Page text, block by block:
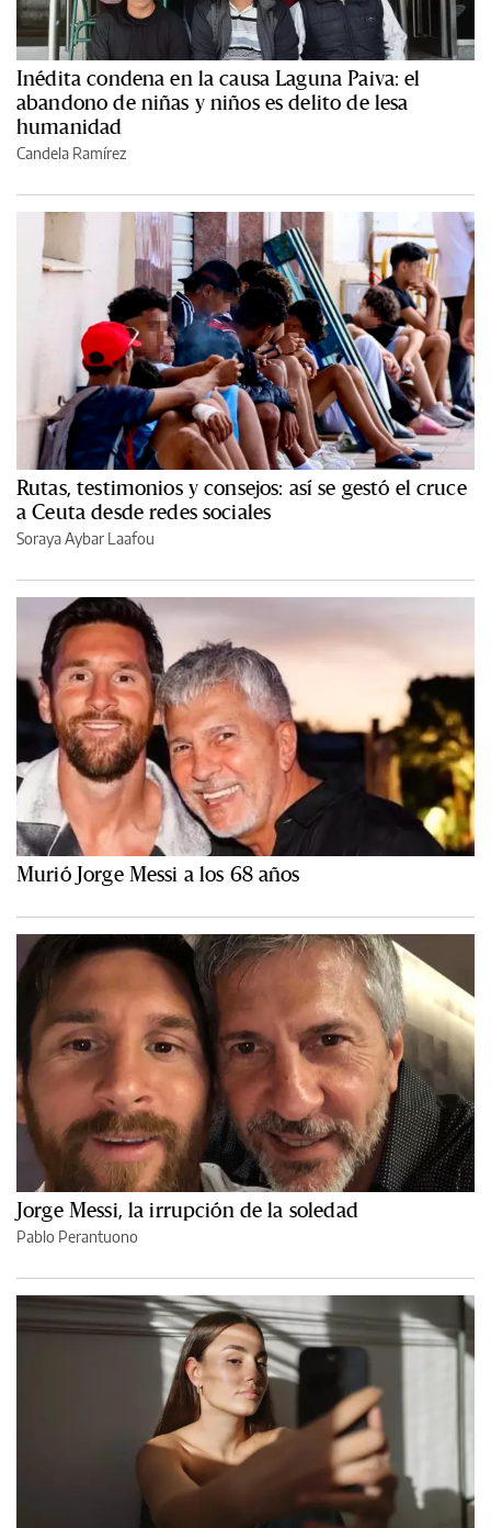
Inédita condena en la causa Laguna Paiva: el
abandono de niñas y niños es delito de lesa
humanidad
Candela Ramírez
Rutas, testimonios y consejos: así se gestó el cruce
a Ceuta desde redes sociales
Soraya Aybar Laafou
Murió Jorge Messi a los 68 años
Jorge Messi, la irrupción de la soledad
Pablo Perantuono